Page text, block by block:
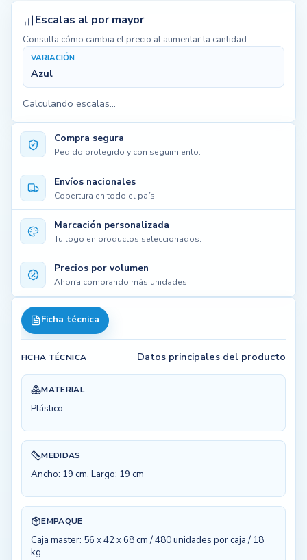
Compra segura
Pedido protegido y con seguimiento.
Envíos nacionales
Cobertura en todo el país.
Marcación personalizada
Tu logo en productos seleccionados.
Precios por volumen
Ahorra comprando más unidades.
Ficha técnica
FICHA TÉCNICA Datos principales del producto
MATERIAL
Plástico
MEDIDAS
Ancho: 19 cm. Largo: 19 cm
EMPAQUE
Caja master: 56 x 42 x 68 cm / 480 unidades por caja / 18
kg
Escalas al por mayor
Consulta cómo cambia el precio al aumentar la cantidad.
VARIACIÓN
Azul
Calculando escalas...